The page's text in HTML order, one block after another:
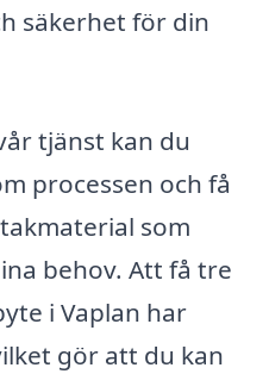
säkerhet för din
tjänst kan du
processen och få
som
behov. Att få tre
i Vaplan har
gör att du kan